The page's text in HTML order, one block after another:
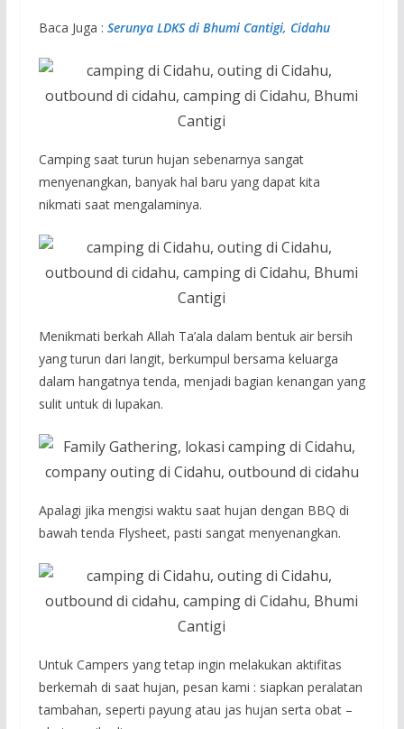
Baca Juga : Serunya LDKS di Bhumi Cantigi, Cidahu
Camping saat turun hujan sebenarnya sangat
menyenangkan, banyak hal baru yang dapat kita
nikmati saat mengalaminya.
Menikmati berkah Allah Ta’ala dalam bentuk air bersih
yang turun dari langit, berkumpul bersama keluarga
dalam hangatnya tenda, menjadi bagian kenangan yang
sulit untuk di lupakan.
Apalagi jika mengisi waktu saat hujan dengan BBQ di
bawah tenda Flysheet, pasti sangat menyenangkan.
Untuk Campers yang tetap ingin melakukan aktifitas
berkemah di saat hujan, pesan kami : siapkan peralatan
tambahan, seperti payung atau jas hujan serta obat –